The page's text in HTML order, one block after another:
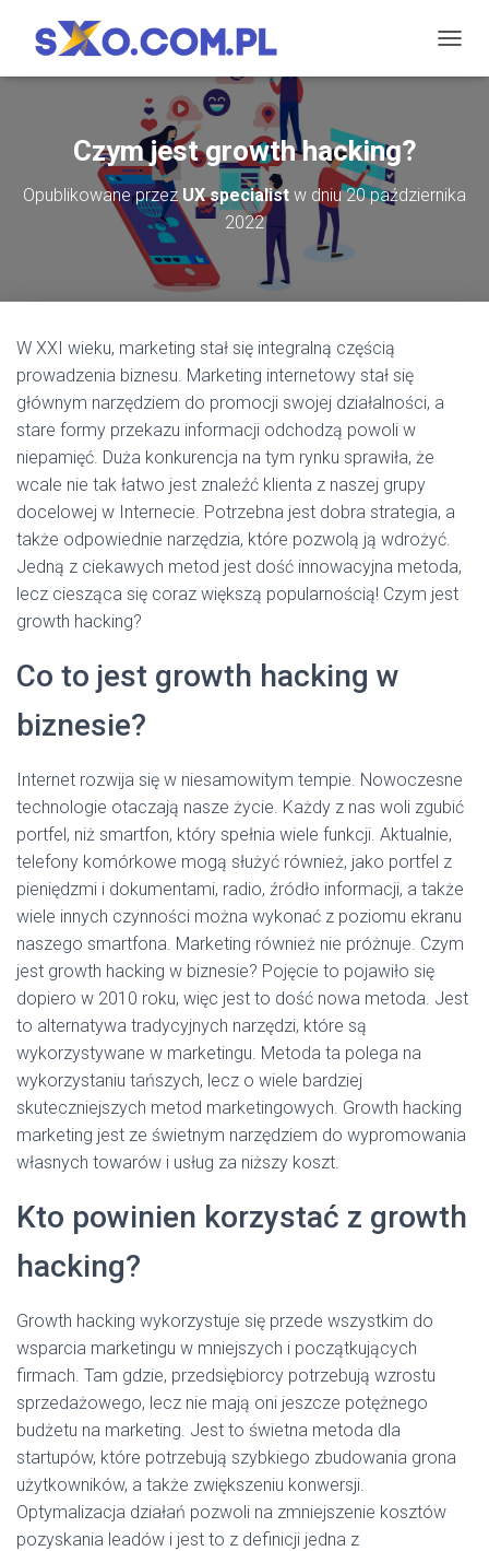
R
Z
G
Czym jest growth hacking?
Opublikowane przez UX specialist w dniu20 października
2022
W XXI wieku, marketing stał się integralną częścią
prowadzenia biznesu. Marketing internetowy stał się
głównym narzędziem do promocji swojej działalności, a
stare formy przekazu informacji odchodzą powoli w
niepamięć. Duża konkurencja na tym rynku sprawiła, że
wcale nie tak łatwo jest znaleźć klienta z naszej grupy
docelowej w Internecie. Potrzebna jest dobra strategia, a
także odpowiednie narzędzia, które pozwolą ją wdrożyć.
Jedną z ciekawych metod jest dość innowacyjna metoda,
lecz ciesząca się coraz większą popularnością! Czym jest
growth hacking?
Co to jest growth hacking w
biznesie?
Internet rozwija się w niesamowitym tempie. Nowoczesne
technologie otaczają nasze życie. Każdy z nas woli zgubić
portfel, niż smartfon, który spełnia wiele funkcji. Aktualnie,
telefony komórkowe mogą służyć również, jako portfel z
pieniędzmi i dokumentami, radio, źródło informacji, a także
wiele innych czynności można wykonać z poziomu ekranu
naszego smartfona. Marketing również nie próżnuje. Czym
jest growth hacking w biznesie? Pojęcie to pojawiło się
dopiero w 2010 roku, więc jest to dość nowa metoda. Jest
to alternatywa tradycyjnych narzędzi, które są
wykorzystywane w marketingu. Metoda ta polega na
wykorzystaniu tańszych, lecz o wiele bardziej
skuteczniejszych metod marketingowych. Growth hacking
marketing jest ze świetnym narzędziem do wypromowania
własnych towarów i usług za niższy koszt.
Kto powinien korzystać z growth
hacking?
Growth hacking wykorzystuje się przede wszystkim do
wsparcia marketingu w mniejszych i początkujących
firmach. Tam gdzie, przedsiębiorcy potrzebują wzrostu
sprzedażowego, lecz nie mają oni jeszcze potężnego
budżetu na marketing. Jest to świetna metoda dla
startupów, które potrzebują szybkiego zbudowania grona
użytkowników, a także zwiększeniu konwersji.
Optymalizacja działań pozwoli na zmniejszenie kosztów
pozyskania leadów i jest to z definicji jedna z